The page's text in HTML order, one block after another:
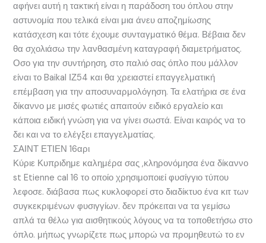
αφήνει αυτή η τακτική είναι η παράδοση του όπλου στην
αστυνομία που τελικά είναι μια άνευ αποζημίωσης
κατάσχεση και τότε έχουμε συνταγματικό θέμα. Βέβαια δεν
θα σχολιάσω την λανθασμένη καταγραφή διαμετρήματος.
Οσο για την συντήρηση, στο παλιό σας όπλο που μάλλον
είναι το Baikal ΙΖ54 και θα χρειαστεί επαγγελματική
επέμβαση για την αποσυναρμολόγηση. Τα ελατήρια σε ένα
δίκαννο με μισές φωτιές απαιτούν ειδικό εργαλείο και
κάποια ειδική γνώση για να γίνει σωστά. Είναι καιρός να το
δει και να το ελέγξει επαγγελματίας.
ΣΑΙΝΤ ΕΤΙΕΝ 16αρι
Κύριε Κυπριδημε καλημέρα σας ,κληρονόμησα ένα δίκαννο
st Etienne cal 16 το οποίο χρησιμοποιεί φυσίγγιο τύπου
λεφοσε. διάβασα πως κυκλοφορεί στο διαδίκτυο ένα κιτ των
συγκεκριμένων φυσιγγίων. δεν πρόκειται να τα γεμίσω
απλά τα θέλω για αισθητικούς λόγους να τα τοποθετήσω στο
όπλο. μήπως γνωρίζετε πως μπορώ να προμηθευτώ το εν